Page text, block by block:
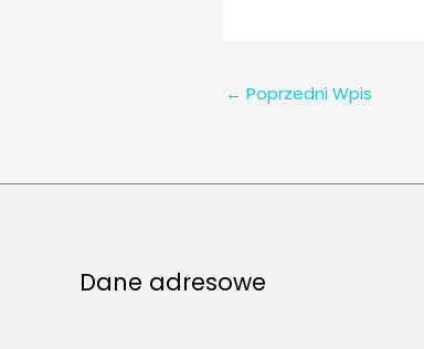
← Poprzedni Wpis
Dane adresowe